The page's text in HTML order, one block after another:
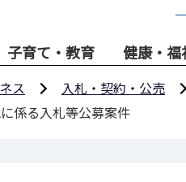
子育て・教育 健康・福
ス 入札・契約・公売
係る入札等公募案件